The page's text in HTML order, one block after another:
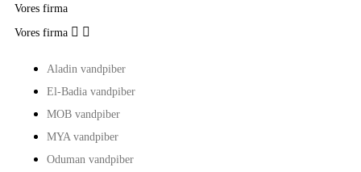
Vores firma
Vores firma  
Aladin vandpiber
El-Badia vandpiber
MOB vandpiber
MYA vandpiber
Oduman vandpiber